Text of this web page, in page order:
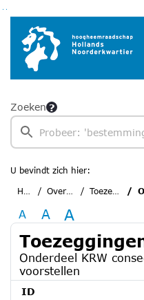
Ga naar de inhoud van deze pagina
Ga naar het zoeken
Ga naar het menu
Zoeken
U bevindt zich hier:
Home
Overzichten Toezeggingen
A A A
Onderdeel KRW
voorstellen
ID